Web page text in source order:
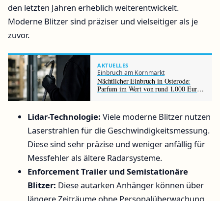
den letzten Jahren erheblich weiterentwickelt.
Moderne Blitzer sind präziser und vielseitiger als je
zuvor.
AKTUELLES
Einbruch am Kornmarkt
Nächtlicher Einbruch in Osterode:
Parfum im Wert von rund 1.000 Euro
Lidar-Technologie: Viele moderne Blitzer nutzen
Laserstrahlen für die Geschwindigkeitsmessung.
Diese sind sehr präzise und weniger anfällig für
Messfehler als ältere Radarsysteme.
Enforcement Trailer und Semistationäre
Blitzer: Diese autarken Anhänger können über
längere Zeiträume ohne Personalüberwachung